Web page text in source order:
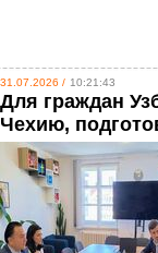
31.07.2026 / 10:21:43
Для граждан
Чехию,